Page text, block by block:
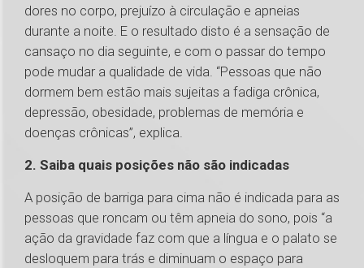
dores no corpo, prejuízo à circulação e apneias
durante a noite. E o resultado disto é a sensação de
cansaço no dia seguinte, e com o passar do tempo
pode mudar a qualidade de vida. “Pessoas que não
dormem bem estão mais sujeitas a fadiga crônica,
depressão, obesidade, problemas de memória e
doenças crônicas”, explica.
2. Saiba quais posições não são indicadas
A posição de barriga para cima não é indicada para as
pessoas que roncam ou têm apneia do sono, pois “a
ação da gravidade faz com que a língua e o palato se
desloquem para trás e diminuam o espaço para